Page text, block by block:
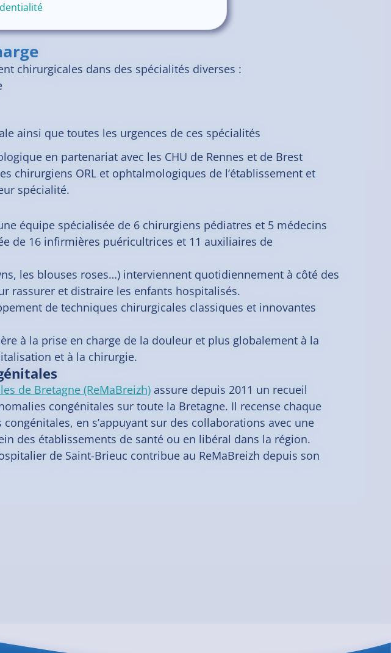
chirurgicales dans des spécialités diverses :
ainsi que toutes les urgences de ces spécialités
en partenariat avec les CHU de Rennes et de Brest
chirurgiens ORL et ophtalmologiques de l’établissement et
spécialité.
équipe spécialisée de 6 chirurgiens pédiatres et 5 médecins
de 16 infirmières puéricultrices et 11 auxiliaires de
les blouses roses…) interviennent quotidiennement à côté des
rassurer et distraire les enfants hospitalisés.
de techniques chirurgicales classiques et innovantes
à la prise en charge de la douleur et plus globalement à la
et à la chirurgie.
de Bretagne (ReMaBreizh) assure depuis 2011 un recueil
congénitales sur toute la Bretagne. Il recense chaque
congénitales, en s’appuyant sur des collaborations avec une
des établissements de santé ou en libéral dans la région.
de Saint-Brieuc contribue au ReMaBreizh depuis son